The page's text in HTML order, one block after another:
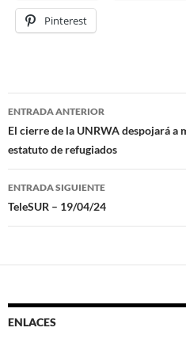
Pinterest
Navegación
de
entradas
ENTRADA ANTERIOR
El cierre de la UNRWA despojará a
estatuto de refugiados
ENTRADA SIGUIENTE
TeleSUR – 19/04/24
ENLACES